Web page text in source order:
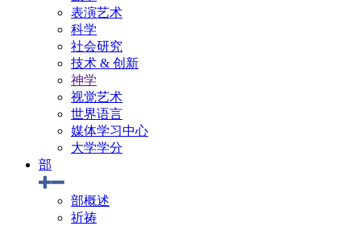
表演艺术
科学
社会研究
技术 & 创新
神学
视觉艺术
世界语言
媒体学习中心
大学学分
部
部概述
祈祷